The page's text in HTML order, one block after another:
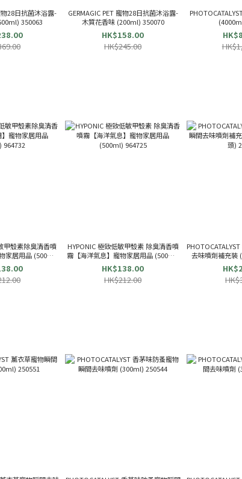
物28日抗菌沐浴露-
350063
GERMAGIC PET 寵物28日抗菌沐浴露-
木質花香味 (200ml) 350070
HK$158.00
HK$245.00
甲殼素除臭清香噴
家居用品 (500ml)
HYPONIC 極致低敏甲殼素 除臭清香噴
霧【海洋氣息】寵物家居用品 (500ml)
964725
HK$138.00
HK$212.00
去味噴劑補充裝